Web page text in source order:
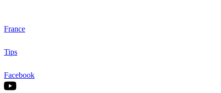
France
Tips
Facebook